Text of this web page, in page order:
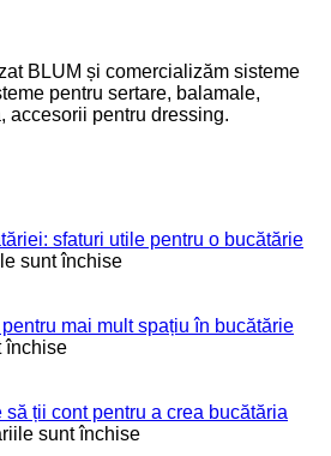
BLUM și comercializăm sisteme
pentru sertare, balamale,
accesorii pentru dressing.
sfaturi utile pentru o bucătărie
sunt închisepentru
sfaturi
bucătărie
de
mai mult spațiu în bucătărie
închisepentru
moderne
pentru
să ții cont pentru a crea bucătăria
sunt închisepentru